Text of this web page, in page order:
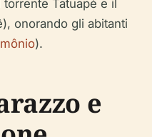
onorando gli abitanti
).
e